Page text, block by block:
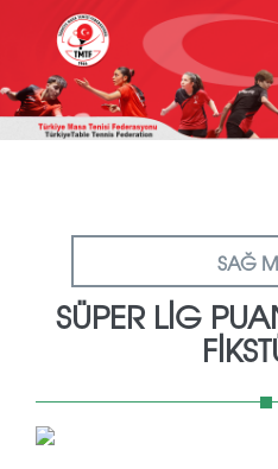
SAĞ
SÜPER LIG